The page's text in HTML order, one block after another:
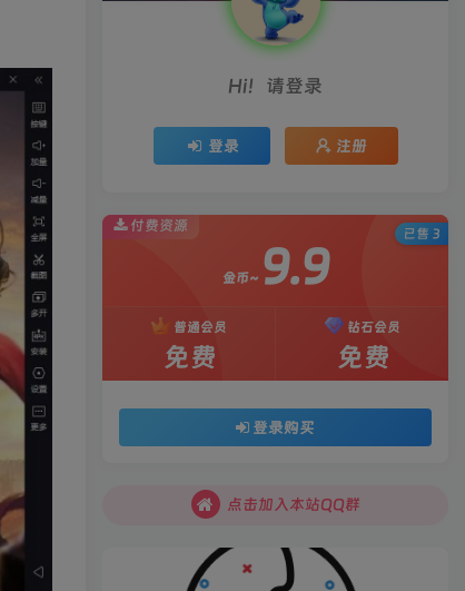
Hi！请登录
登录 注册
付费资源
金币~ 9.9
普通会员
免费
钻石会员
免费
登录购买
已售 3
点击加入本站QQ群
点击加入本站QQ群
生活也美好了！